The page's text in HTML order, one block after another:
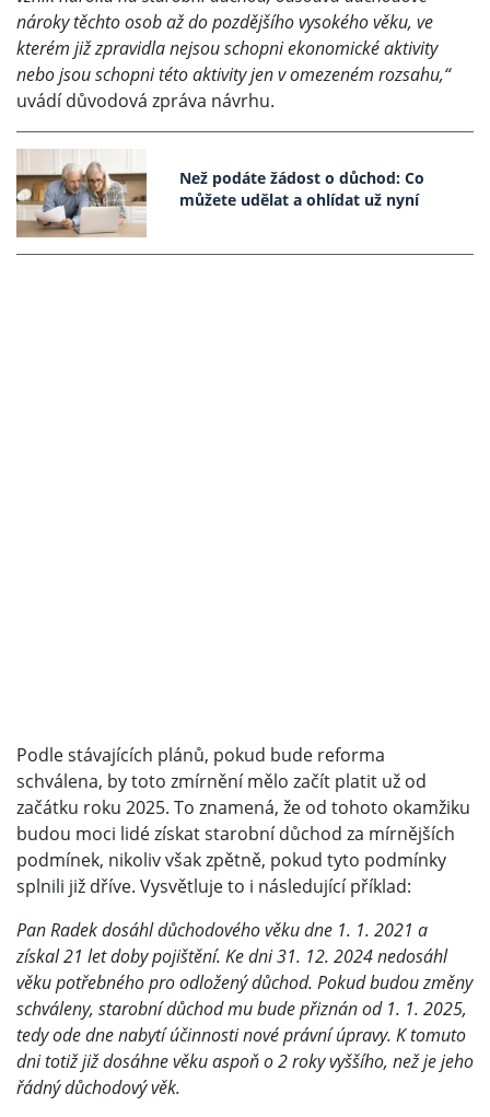
nároky těchto osob až do pozdějšího vysokého věku, ve
kterém již zpravidla nejsou schopni ekonomické aktivity
nebo jsou schopni této aktivity jen v omezeném rozsahu,“
uvádí důvodová zpráva návrhu.
Než podáte žádost o důchod: Co
můžete udělat a ohlídat už nyní
Podle stávajících plánů, pokud bude reforma
schválena, by toto zmírnění mělo začít platit už od
začátku roku 2025. To znamená, že od tohoto okamžiku
budou moci lidé získat starobní důchod za mírnějších
podmínek, nikoliv však zpětně, pokud tyto podmínky
splnili již dříve. Vysvětluje to i následující příklad:
Pan Radek dosáhl důchodového věku dne 1. 1. 2021 a
získal 21 let doby pojištění. Ke dni 31. 12. 2024 nedosáhl
věku potřebného pro odložený důchod. Pokud budou změny
schváleny, starobní důchod mu bude přiznán od 1. 1. 2025,
tedy ode dne nabytí účinnosti nové právní úpravy. K tomuto
dni totiž již dosáhne věku aspoň o 2 roky vyššího, než je jeho
řádný důchodový věk.